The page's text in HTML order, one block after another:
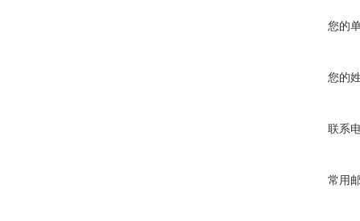
您的
您的
联系
常用